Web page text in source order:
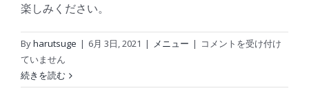
楽しみください。
Byharutsuge | 6月 3日, 2021 | メニュー | シ
ト
コメントを受け付け
ていません
続きを読む